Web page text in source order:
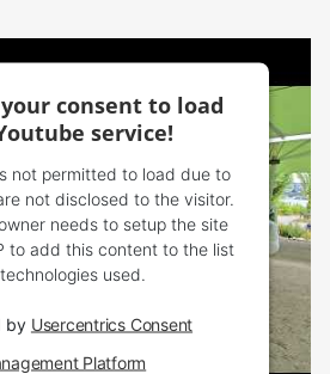
consent to load
service!
not permitted to load due to
not disclosed to the visitor.
needs to setup the site
to add this content to the list
used.
by Usercentrics Consent
Platform